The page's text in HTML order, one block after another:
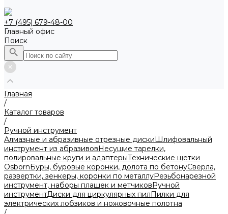
+7 (495) 679-48-00
Главный офис
Поиск
Главная
/
Каталог товаров
/
Ручной инструмент
Алмазные и абразивные отрезные дискиШлифовальный
инструмент из абразивовНесущие тарелки,
полировальные круги и адаптерыТехнические щетки
OsbornБуры, буровые коронки, долота по бетонуСверла,
развертки, зенкеры, коронки по металлуРезьбонарезной
инструмент, наборы плашек и метчиковРучной
инструментДиски для циркулярных пилПилки для
электрических лобзиков и ножовочные полотна